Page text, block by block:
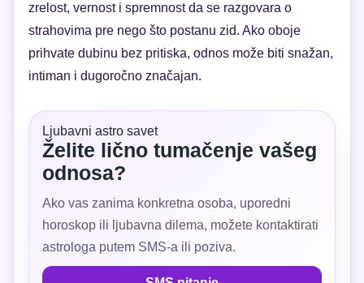
zrelost, vernost i spremnost da se razgovara o
strahovima pre nego što postanu zid. Ako oboje
prihvate dubinu bez pritiska, odnos može biti snažan,
intiman i dugoročno značajan.
Ljubavni astro savet
Želite lično tumačenje vašeg
odnosa?
Ako vas zanima konkretna osoba, uporedni
horoskop ili ljubavna dilema, možete kontaktirati
astrologa putem SMS-a ili poziva.